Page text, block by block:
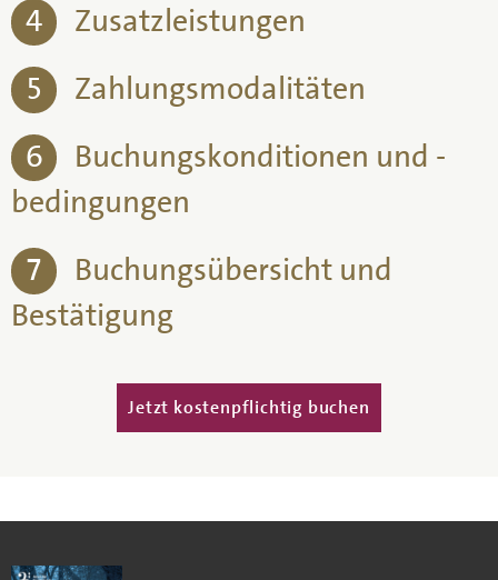
4
Zusatzleistungen
5
Zahlungsmodalitäten
6
Buchungskonditionen und -
bedingungen
7
Buchungsübersicht und
Bestätigung
Vertikale Reiter